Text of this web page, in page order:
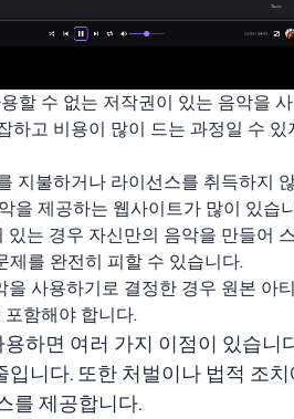
수 없는 저작권이 있는 음악을
하고 비용이 많이 드는 과정일 수
지불하거나 라이선스를 취득하지
을 제공하는 웹사이트가 많이 있습
는 경우 자신만의 음악을 만들어
를 완전히 피할 수 있습니다.
사용하기로 결정한 경우 원본 아
함해야 합니다.
하면 여러 가지 이점이 있습니
니다. 또한 처벌이나 법적 조
를 제공합니다.